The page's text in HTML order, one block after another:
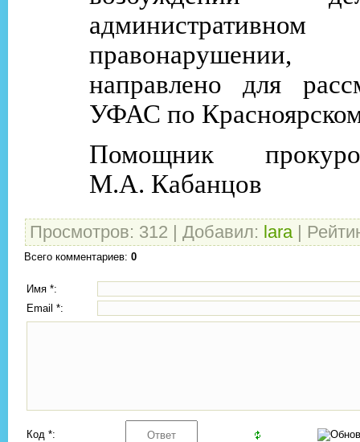
административном
направлено для
УФАС по
Помощник
М.А. Кабанцов
Просмотров: 312 Добавил: lara
Всего комментариев: 0
Имя *:
Email *:
Код *: